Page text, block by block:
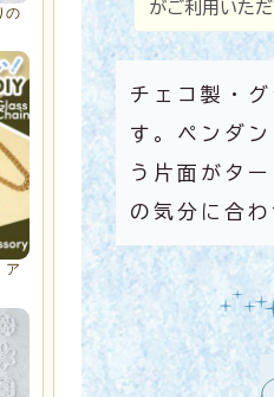
がご利用いた
チェコ製・
す。ペンダ
う片面がタ
の気分に合
の
ア